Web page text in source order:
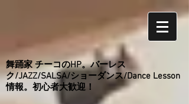
舞踊家 チーコのHP。バーレス
ク/JAZZ/SALSA/ショーダンス/Dance Lesson
情報。初心者大歓迎！